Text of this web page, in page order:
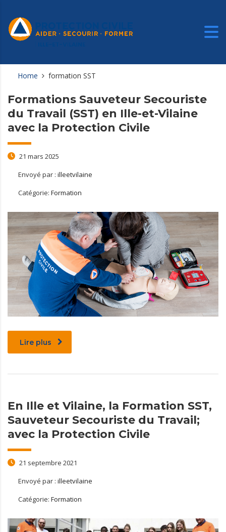
Home formation SST
Formations Sauveteur Secouriste
du Travail (SST) en Ille-et-Vilaine
avec la Protection Civile
21 mars 2025
Envoyé par : illeetvilaine
Catégorie: Formation
Lire plus
En Ille et Vilaine, la Formation SST,
Sauveteur Secouriste du Travail;
avec la Protection Civile
21 septembre 2021
Envoyé par : illeetvilaine
Catégorie: Formation